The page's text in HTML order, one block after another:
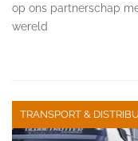
op ons partnerschap
wereld
TRANSPORT &